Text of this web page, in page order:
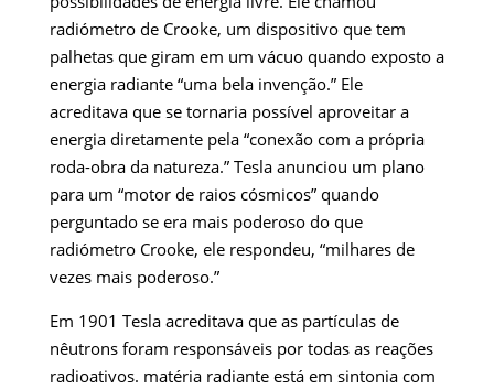
radiómetro de Crooke, um dispositivo que tem
palhetas que giram em um vácuo quando exposto a
energia radiante “uma bela invenção.” Ele
acreditava que se tornaria possível aproveitar a
energia diretamente pela “conexão com a própria
roda-obra da natureza.” Tesla anunciou um plano
para um “motor de raios cósmicos” quando
perguntado se era mais poderoso do que
radiómetro Crooke, ele respondeu, “milhares de
vezes mais poderoso.”
Em 1901 Tesla acreditava que as partículas de
nêutrons foram responsáveis ​​por todas as reações
radioativos. matéria radiante está em sintonia com